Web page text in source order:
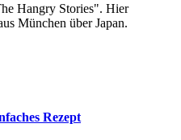
Hangry Stories". Hier
München über Japan.
Rezept